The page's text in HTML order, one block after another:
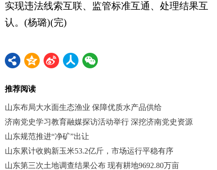
实现违法线索互联、监管标准互通、处理结果互
认。(杨璐)(完)
推荐阅读
山东布局大水面生态渔业 保障优质水产品供给
济南党史学习教育融媒探访活动举行 深挖济南党史资源
山东规范推进“净矿”出让
山东累计收购新玉米53.2亿斤，市场运行平稳有序
山东第三次土地调查结果公布 现有耕地9692.80万亩